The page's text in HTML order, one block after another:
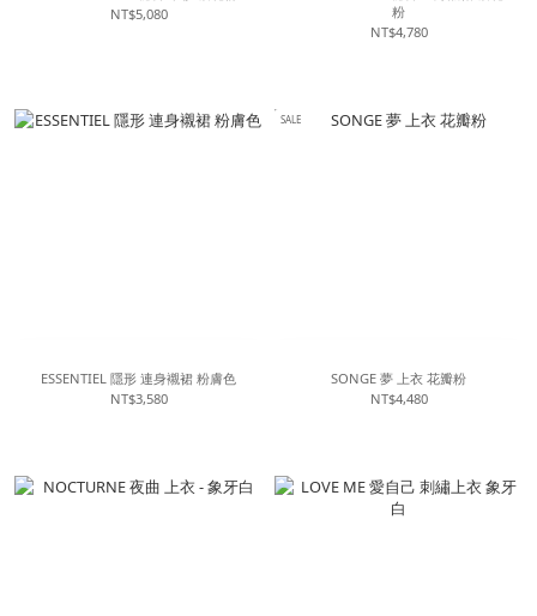
NT$5,080
粉
NT$4,780
ESSENTIEL 隱形 連身襯裙 粉膚色
NT$3,580
SALE
SONGE 夢 上衣 花瓣粉
NT$4,480